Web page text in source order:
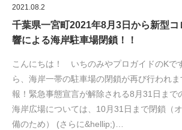
2021.08.2
千葉県一宮町2021年8月3日から新型
響による海岸駐車場閉鎖！！
こんにちは！ いちのみやプロガイドのKで
ら、海岸一帯の駐車場の閉鎖が再び行われ
報！緊急事態宣言が解除される8月31日まで
海岸広場については、10月31日まで閉鎖（
備のため） (さらに&hellip;)…